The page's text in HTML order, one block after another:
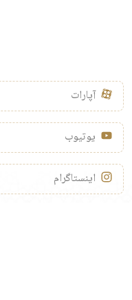
آپارات
یوتیوب
اینستاگرام